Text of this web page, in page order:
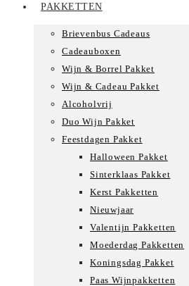
PAKKETTEN
Brievenbus Cadeaus
Cadeauboxen
Wijn & Borrel Pakket
Wijn & Cadeau Pakket
Alcoholvrij
Duo Wijn Pakket
Feestdagen Pakket
Halloween Pakket
Sinterklaas Pakket
Kerst Pakketten
Nieuwjaar
Valentijn Pakketten
Moederdag Pakketten
Koningsdag Pakket
Paas Wijnpakketten